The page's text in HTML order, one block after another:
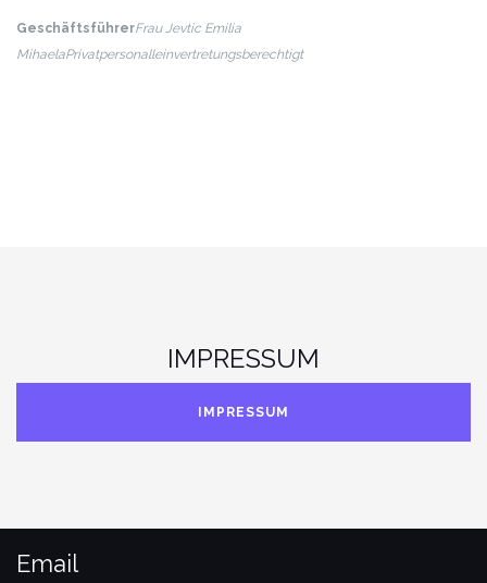
GeschäftsführerFrau Jevtic Emilia
MihaelaPrivatpersonalleinvertretungsberechtigt
IMPRESSUM
IMPRESSUM
Email